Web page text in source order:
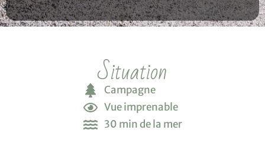
Situation
Campagne
Vue imprenable
30 min de la mer